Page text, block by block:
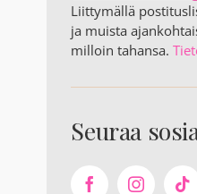
Liittymällä
ja muista
milloin tahansa.
Seuraa